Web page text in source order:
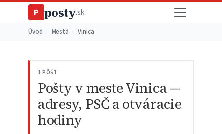
P posty.sk
Úvod Mestá Vinica
1 PÔŠT
Pošty v meste Vinica —
adresy, PSČ a otváracie
hodiny